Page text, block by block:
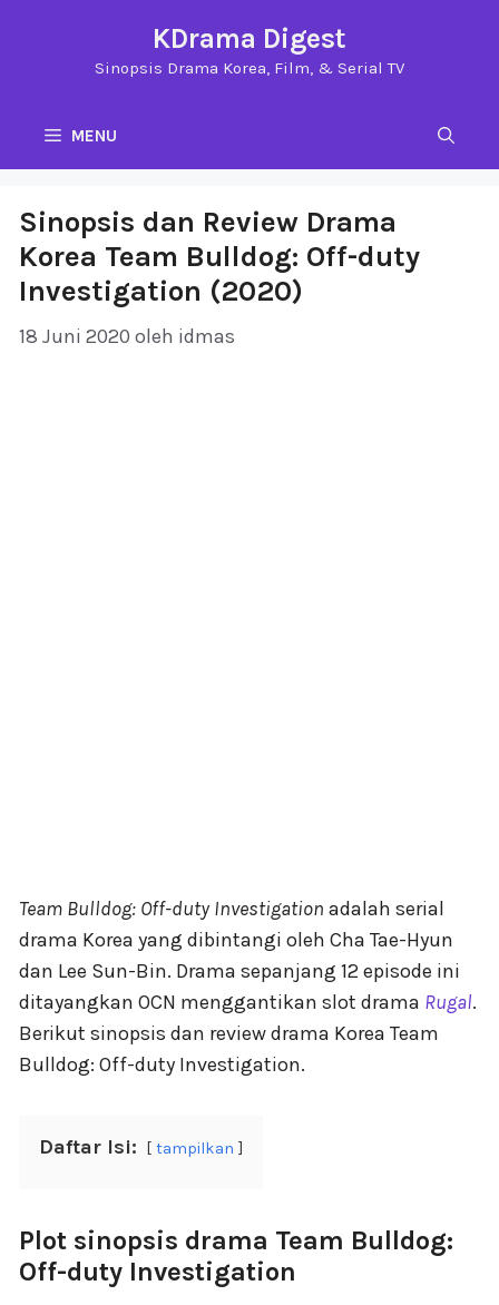
KDrama Digest
Sinopsis Drama Korea, Film, & Serial TV
MENU
Sinopsis dan Review Drama
Korea Team Bulldog: Off-duty
Investigation (2020)
18 Juni 2020 oleh idmas
Team Bulldog: Off-duty Investigation adalah serial
drama Korea yang dibintangi oleh Cha Tae-Hyun
dan Lee Sun-Bin. Drama sepanjang 12 episode ini
ditayangkan OCN menggantikan slot drama Rugal.
Berikut sinopsis dan review drama Korea Team
Bulldog: Off-duty Investigation.
Daftar Isi: tampilkan
Plot sinopsis drama Team Bulldog:
Off-duty Investigation